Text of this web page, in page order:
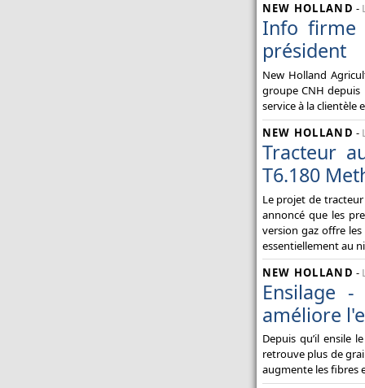
NEW HOLLAND -
Info firme
président
New Holland
groupe CNH
service à la clientèle
NEW HOLLAND -
Tracteur
T6.180
Le projet de
annoncé que les
version gaz offre
essentiellement au
NEW HOLLAND -
Ensilage
améliore
Depuis qu’il ensile
retrouve plus de
augmente les fibres